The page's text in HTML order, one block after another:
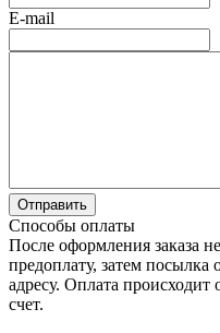
E-mail
Способы оплаты
После оформления заказа
предоплату, затем посылка
адресу. Оплата
счет.